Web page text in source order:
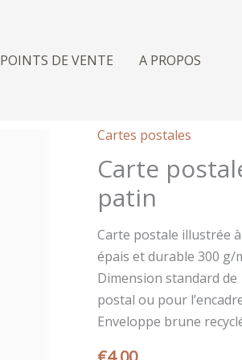
POINTS DE VENTE A PROPOS
Cartes postales
Carte
patin
Carte postale illustrée
épais et durable 300 g/
Dimension standard de
postal ou pour
Enveloppe brune